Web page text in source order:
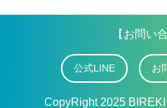
【お問い
公式LINE お
CopyRight 2025